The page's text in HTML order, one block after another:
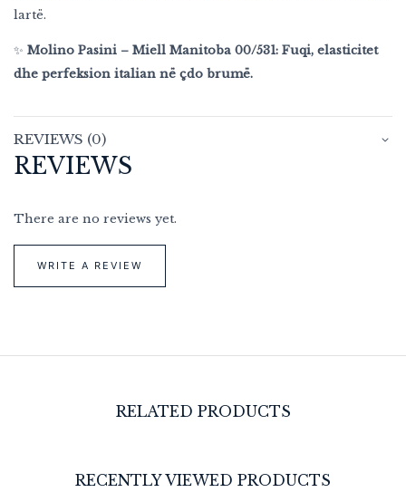
lartë.
✨ Molino Pasini – Miell Manitoba 00/531: Fuqi, elasticitet
dhe perfeksion italian në çdo brumë.
REVIEWS (0)
REVIEWS
There are no reviews yet.
WRITE A REVIEW
RELATED PRODUCTS
RECENTLY VIEWED PRODUCTS